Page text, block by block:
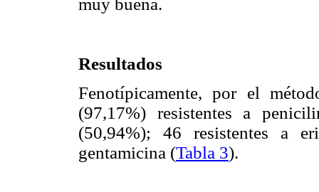
muy buena.
Resultados
Fenotípicamente, por el
(97,17%) resistentes a
(50,94%); 46 resistentes a
gentamicina (Tabla 3).